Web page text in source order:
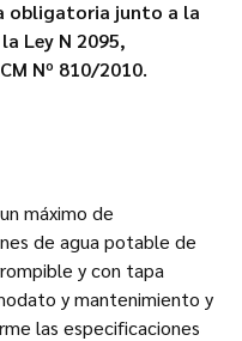
obligatoria junto a la
Ley N 2095,
Nº 810/2010.
máximo de
de agua potable de
y con tapa
y mantenimiento y
las especificaciones